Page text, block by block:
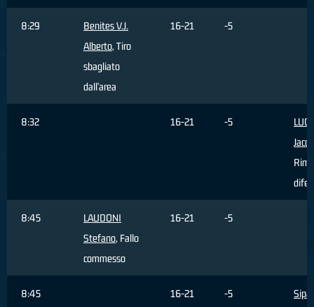
8:29
Benites V.J.
Alberto, Tiro
sbagliato
dall'area
16-21 -5
8:32 16-21 -5
8:45
LAUDONI
Stefano, Fallo
commesso
16-21 -5
8:45 16-21 -5